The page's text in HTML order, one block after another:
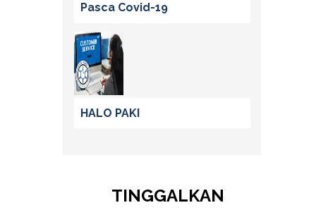
Pasca Covid-19
HALO PAKI
TINGGALKAN